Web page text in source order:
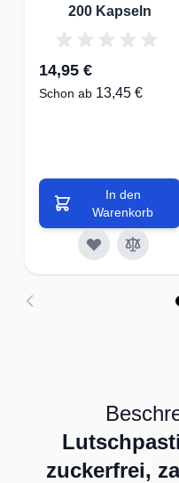
200 Kapseln
14,95 €
Schon ab 13,45 €
In den
Warenkorb
zuckerfrei,